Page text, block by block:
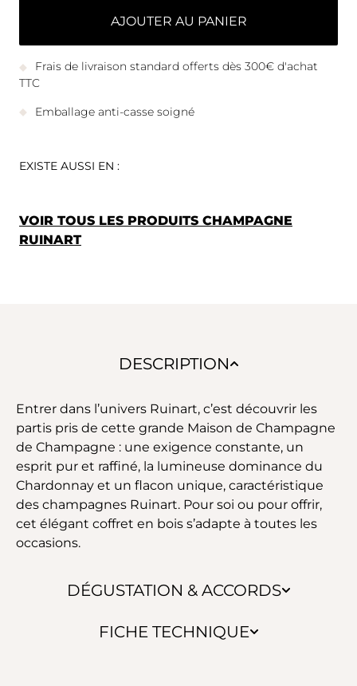
AJOUTER AU PANIER
Frais de livraison standard offerts dès 300€ d'achat
TTC
Emballage anti-casse soigné
EXISTE AUSSI EN :
VOIR TOUS LES PRODUITS CHAMPAGNE
RUINART
DESCRIPTION
DÉGUSTATION & ACCORDS
FICHE TECHNIQUE
Entrer dans l’univers Ruinart, c’est découvrir les
partis pris de cette grande Maison de Champagne
de Champagne : une exigence constante, un
esprit pur et raffiné, la lumineuse dominance du
Chardonnay et un flacon unique, caractéristique
des champagnes Ruinart. Pour soi ou pour offrir,
cet élégant coffret en bois s’adapte à toutes les
occasions.